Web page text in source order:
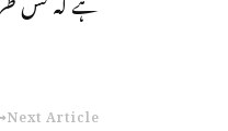
Next Article